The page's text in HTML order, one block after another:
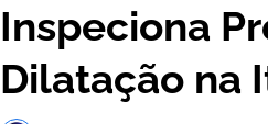
Inspeciona
Dilatação na